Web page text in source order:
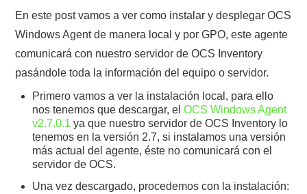
En este post vamos a ver como instalar y desplegar OCS
Windows Agent de manera local y por GPO, este agente
comunicará con nuestro servidor de OCS Inventory
pasándole toda la información del equipo o servidor.
Primero vamos a ver la instalación local, para ello
nos tenemos que descargar, elOCS Windows Agent
v2.7.0.1 ya que nuestro servidor de OCS Inventory lo
tenemos en la versión 2.7, si instalamos una versión
más actual del agente, éste no comunicará con el
servidor de OCS.
Una vez descargado, procedemos con la instalación: